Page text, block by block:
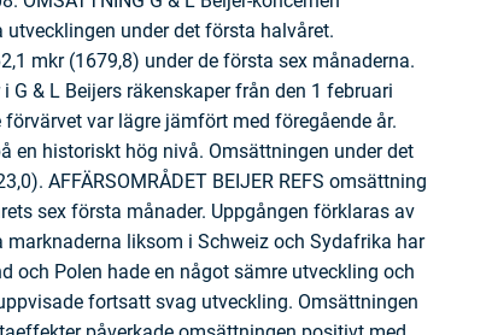
under det första halvåret.
mkr (1679,8) under de första sex månaderna.
G & L Beijers räkenskaper från den 1 februari
var lägre jämfört med föregående år.
en historiskt hög nivå. Omsättningen under det
AFFÄRSOMRÅDET BEIJER REFS omsättning
sex första månader. Uppgången förklaras av
marknaderna liksom i Schweiz och Sydafrika har
och Polen hade en något sämre utveckling och
fortsatt svag utveckling. Omsättningen